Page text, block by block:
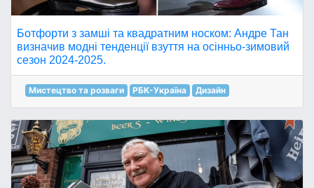
Ботфорти з замші та квадратним носком: Андре Тан
визначив модні тенденції взуття на осінньо-зимовий
сезон 2024-2025.
Мистецтво та розваги РБК-Україна Дизайн